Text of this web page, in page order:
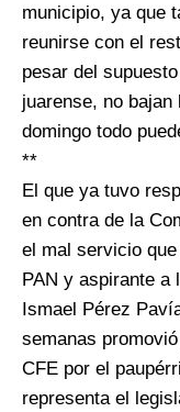
municipio, ya que
reunirse con el
pesar del
juarense, no
domingo todo
**
El que ya tuvo
en contra de la
el mal servicio
PAN y aspirante a
Ismael Pérez
semanas
CFE por el
representa el